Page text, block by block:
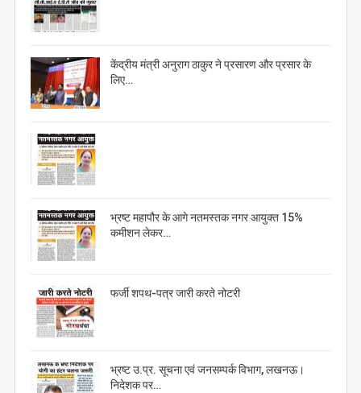
केंद्रीय मंत्री अनुराग ठाकुर ने प्रसारण और प्रसार के
लिए…
भ्रष्ट महापौर के आगे नतमस्तक नगर आयुक्त 15%
कमीशन लेकर…
फर्जी शपथ-पत्र जारी करते नोटरी
भ्रष्ट उ.प्र. सूचना एवं जनसम्पर्क विभाग, लखनऊ।
निदेशक पर…